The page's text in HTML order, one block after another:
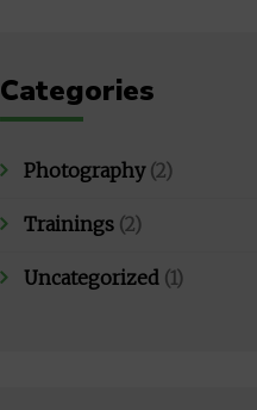
Categories
Photography(2)
Trainings (2)
Uncategorized (1)